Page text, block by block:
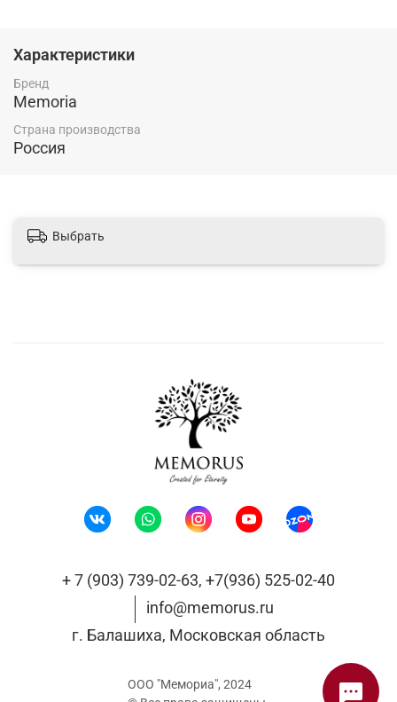
элегантно и достойно. Шарф из вуали добавляет
утонченности и завершенности.
Характеристики
Бренд
Memoria
Страна производства
Россия
Выбрать
+ 7 (903) 739-02-63, +7(936) 525-02-40
info@memorus.ru
г. Балашиха, Московская область
ООО "Мемориа", 2024